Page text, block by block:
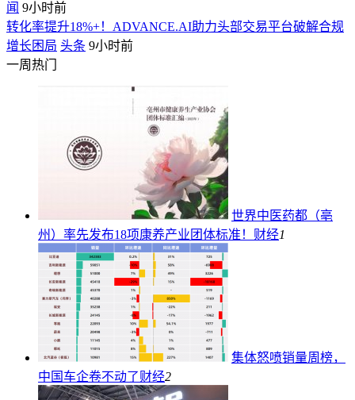
闻 9小时前
转化率提升18%+！ADVANCE.AI助力头部交易平台破解合规
增长困局 头条 9小时前
一周热门
世界中医药都（亳
州）率先发布18项康养产业团体标准！ 财经1
集体怒喷销量周榜，
中国车企卷不动了财经2